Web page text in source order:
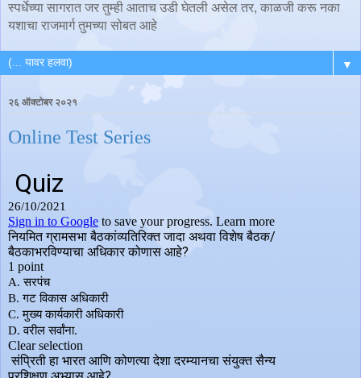
स्पर्धेच्या सागरात जर तुम्ही आताच उडी घेतली असेल तर, काळजी करू नका
यशाचा राजमार्ग तुमच्या सोबत आहे
▼
२६ ऑक्टोबर २०२१
Online Test Series